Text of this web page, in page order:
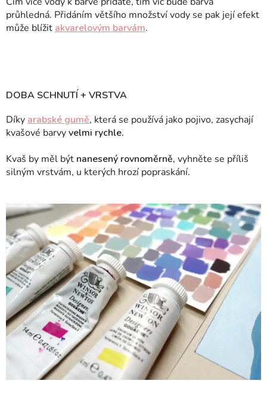
průhledná. Přidáním většího množství vody se pak její efekt
může blížit akvarelovým barvám.
DOBA SCHNUTÍ + VRSTVA
Díky arabské gumě, která se používá jako pojivo, zasychají
kvašové barvyvelmi rychle.
Kvaš by měl být nanesený rovnoměrně, vyhněte se příliš
silným vrstvám, u kterých hrozí popraskání.